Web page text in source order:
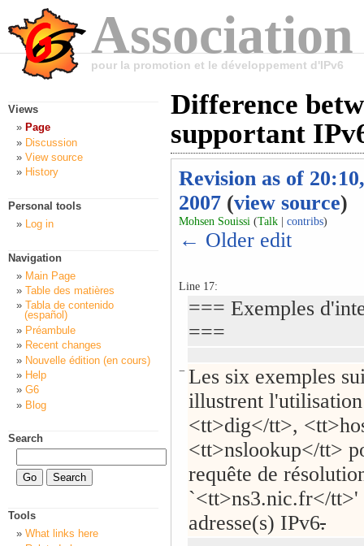
pour la promotion et le développement d'IPv6
Difference
supportant
Revision as of
2007 (view source)
Mohsen Souissi (Talk contribs)
← Older edit
Line 17:
=== Exemples
===
− Les six exemples
illustrent
<tt>dig</tt>,
<tt>nslookup</tt>
requête de
`<tt>ns3.nic.fr</tt>'
adresse(s) IPv6.
Views
Page
Discussion
View source
History
Personal tools
Log in
Navigation
Main Page
Table des matières
Tabla de contenido
(español)
Préambule
Recent changes
Nouvelle édition (en cours)
Help
G6
Blog
Search
Tools
What links here